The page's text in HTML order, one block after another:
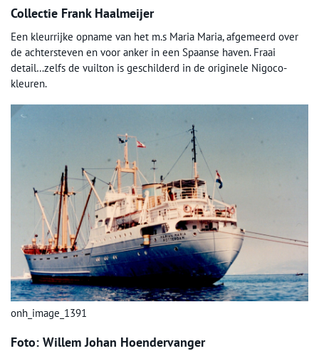
Collectie Frank Haalmeijer
Een kleurrijke opname van het m.s Maria Maria, afgemeerd over
de achtersteven en voor anker in een Spaanse haven. Fraai
detail…zelfs de vuilton is geschilderd in de originele Nigoco-
kleuren.
onh_image_1391
Foto: Willem Johan Hoendervanger